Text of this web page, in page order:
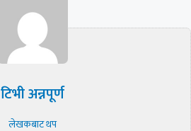
टिभी अन्नपूर्ण
लेखकबाट थप